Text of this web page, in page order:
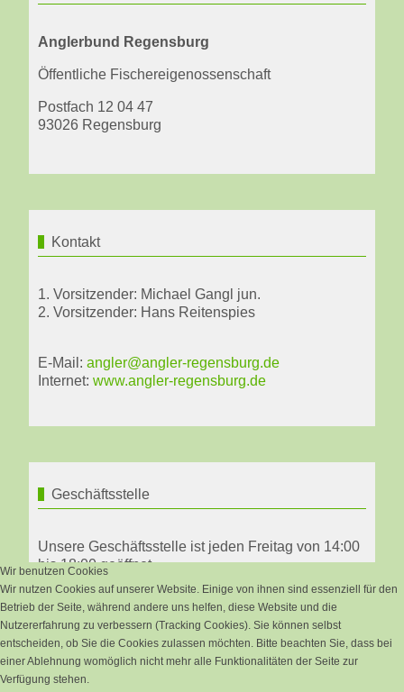
Anglerbund Regensburg
Öffentliche Fischereigenossenschaft
Postfach 12 04 47
93026 Regensburg
Kontakt
1. Vorsitzender: Michael Gangl jun.
2. Vorsitzender: Hans Reitenspies
E-Mail: angler@angler-regensburg.de
Internet: www.angler-regensburg.de
Geschäftsstelle
Unsere Geschäftsstelle ist jeden Freitag von 14:00
bis 18:00 geöffnet.
Michael Gangl sen.
Anglerbund Regensburg
Tel: +49 160 90590430
Wir benutzen Cookies
Wir nutzen Cookies auf unserer Website. Einige von ihnen sind essenziell für den
Betrieb der Seite, während andere uns helfen, diese Website und die
Nutzererfahrung zu verbessern (Tracking Cookies). Sie können selbst
entscheiden, ob Sie die Cookies zulassen möchten. Bitte beachten Sie, dass bei
einer Ablehnung womöglich nicht mehr alle Funktionalitäten der Seite zur
Verfügung stehen.